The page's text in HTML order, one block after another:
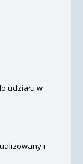
udziału w
i